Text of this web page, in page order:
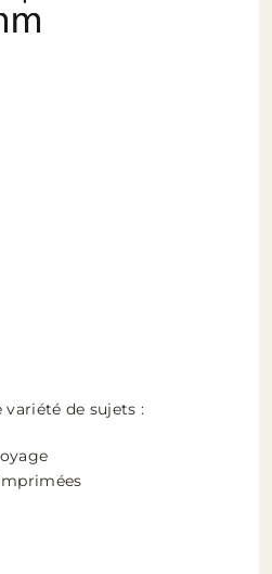
variété de sujets :